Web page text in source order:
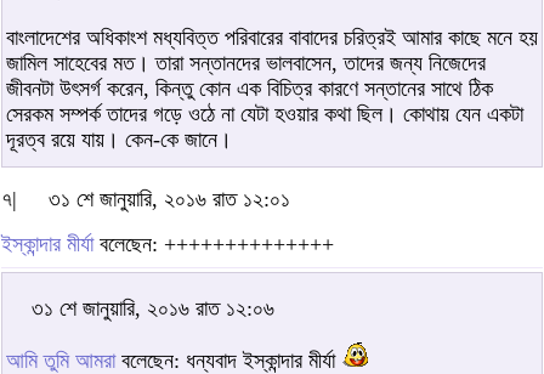
বাংলাদেশের অধিকাংশ মধ্যবিত্ত পরিবারের বাবাদের চরিত্রই আমার কাছে মনে হয়
জামিল সাহেবের মত। তারা সন্তানদের ভালবাসেন, তাদের জন্য নিজেদের
জীবনটা উৎসর্গ করেন, কিন্তু কোন এক বিচিত্র কারণে সন্তানের সাথে ঠিক
সেরকম সম্পর্ক তাদের গড়ে ওঠে না যেটা হওয়ার কথা ছিল। কোথায় যেন একটা
দূরত্ব রয়ে যায়। কেন-কে জানে।
৭|
৩১ শে জানুয়ারি, ২০১৬ রাত ১২:০১
ইস্কান্দার মীর্যাবলেছেন: ++++++++++++++
৩১ শে জানুয়ারি, ২০১৬ রাত ১২:০৬
আমি তুমি আমরাবলেছেন: ধন্যবাদ ইস্কান্দার মীর্যা